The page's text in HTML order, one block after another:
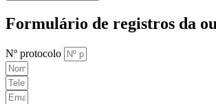
Formulário de registros da
Nº protocolo